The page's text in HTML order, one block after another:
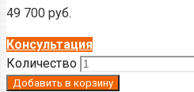
49 700 руб.
Консультация
Количество
Добавить в корзину